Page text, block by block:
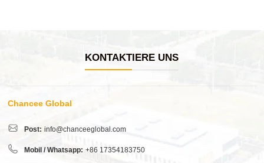
KONTAKTIERE UNS
Chancee Global
Post: info@chanceeglobal.com
Mobil / Whatsapp: +86 17354183750